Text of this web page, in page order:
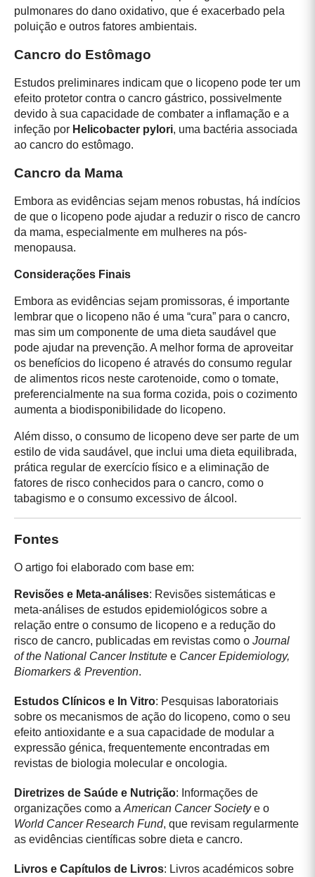
pulmonares do dano oxidativo, que é exacerbado pela
poluição e outros fatores ambientais.
Cancro do Estômago
Estudos preliminares indicam que o licopeno pode ter um
efeito protetor contra o cancro gástrico, possivelmente
devido à sua capacidade de combater a inflamação e a
infeção por Helicobacter pylori, uma bactéria associada
ao cancro do estômago.
Cancro da Mama
Embora as evidências sejam menos robustas, há indícios
de que o licopeno pode ajudar a reduzir o risco de cancro
da mama, especialmente em mulheres na pós-
menopausa.
Considerações Finais
Embora as evidências sejam promissoras, é importante
lembrar que o licopeno não é uma “cura” para o cancro,
mas sim um componente de uma dieta saudável que
pode ajudar na prevenção. A melhor forma de aproveitar
os benefícios do licopeno é através do consumo regular
de alimentos ricos neste carotenoide, como o tomate,
preferencialmente na sua forma cozida, pois o cozimento
aumenta a biodisponibilidade do licopeno.
Além disso, o consumo de licopeno deve ser parte de um
estilo de vida saudável, que inclui uma dieta equilibrada,
prática regular de exercício físico e a eliminação de
fatores de risco conhecidos para o cancro, como o
tabagismo e o consumo excessivo de álcool.
Fontes
O artigo foi elaborado com base em:
Revisões e Meta-análises: Revisões sistemáticas e
meta-análises de estudos epidemiológicos sobre a
relação entre o consumo de licopeno e a redução do
risco de cancro, publicadas em revistas como o Journal
of the National Cancer Institute e Cancer Epidemiology,
Biomarkers & Prevention.
Estudos Clínicos e In Vitro: Pesquisas laboratoriais
sobre os mecanismos de ação do licopeno, como o seu
efeito antioxidante e a sua capacidade de modular a
expressão génica, frequentemente encontradas em
revistas de biologia molecular e oncologia.
Diretrizes de Saúde e Nutrição: Informações de
organizações como a American Cancer Societye o
World Cancer Research Fund, que revisam regularmente
as evidências científicas sobre dieta e cancro.
Livros e Capítulos de Livros: Livros académicos sobre